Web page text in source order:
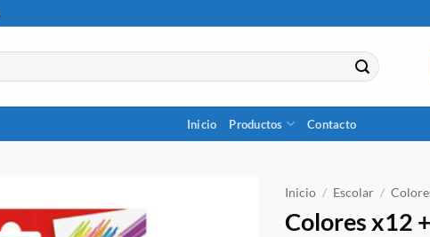
Inicio Productos Contacto
Inicio / Escolar /
Colores x12